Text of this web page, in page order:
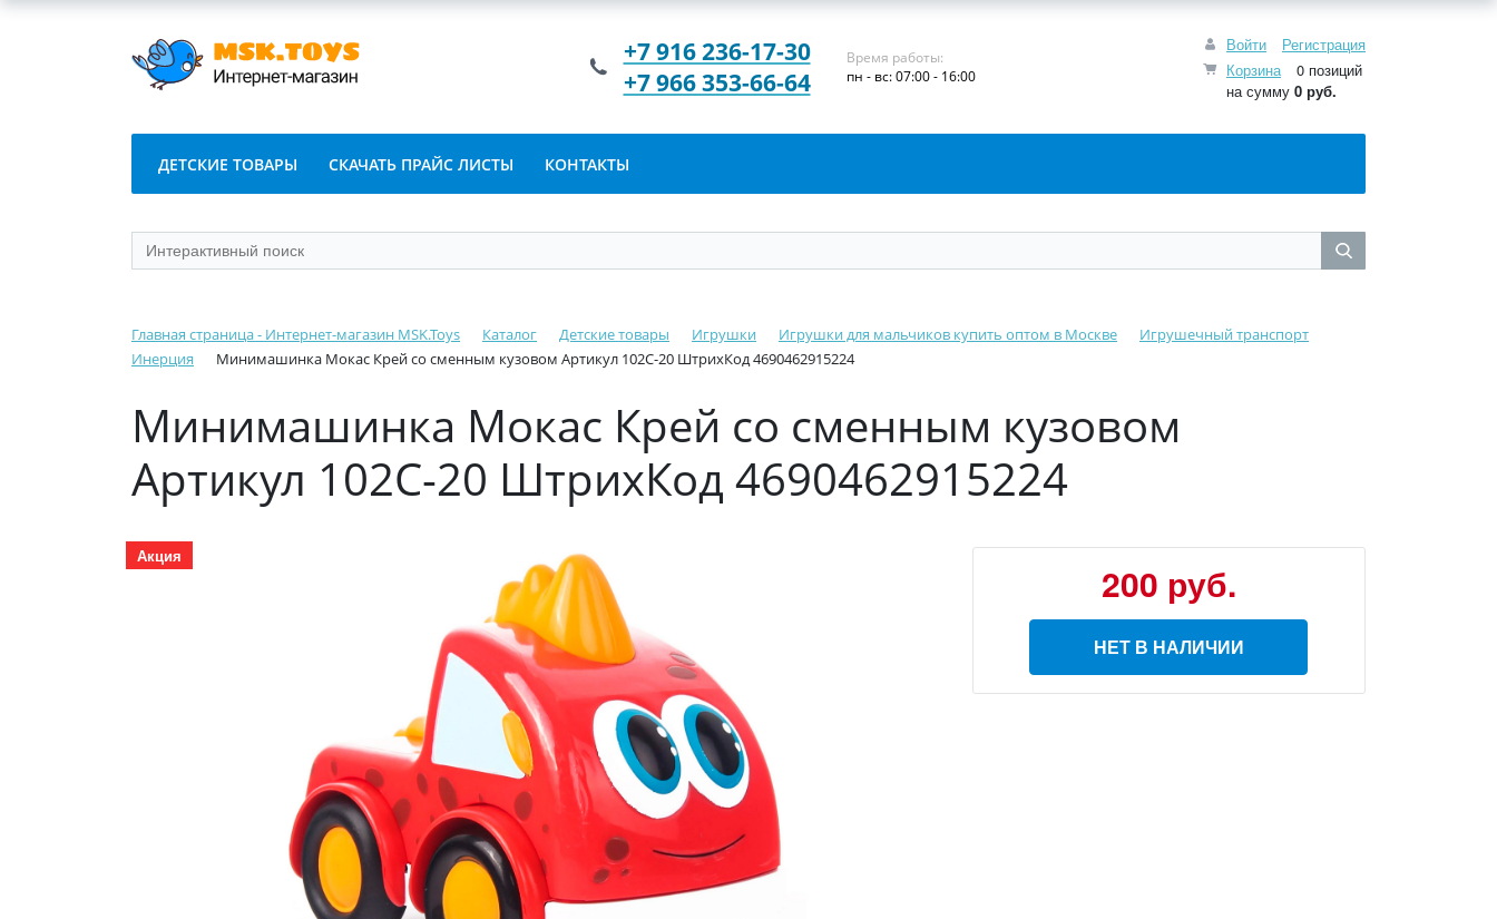
Войти
Регистрация
Корзина
0 позиций
на сумму 0 руб.
+7 916 236-17-30
+7 966 353-66-64
Время работы:
пн - вс: 07:00 - 16:00
ДЕТСКИЕ ТОВАРЫ СКАЧАТЬ ПРАЙС ЛИСТЫ КОНТАКТЫ
Главная страница - Интернет-магазин MSK.Toys Каталог Детские товары Игрушки Игрушки для мальчиков купить оптом в Москве
Игрушечный транспорт
Инерция
Минимашинка Мокас Крей со сменным кузовом Артикул 102C-20 ШтрихКод 4690462915224
Минимашинка Мокас Крей со сменным кузовом
Артикул 102C-20 ШтрихКод 4690462915224
Акция
200 руб.
НЕТ В НАЛИЧИИ